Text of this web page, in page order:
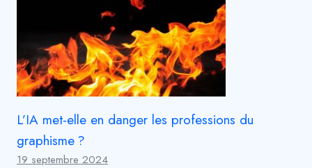
L’IA met-elle en danger les professions du
graphisme ?
19 septembre 2024